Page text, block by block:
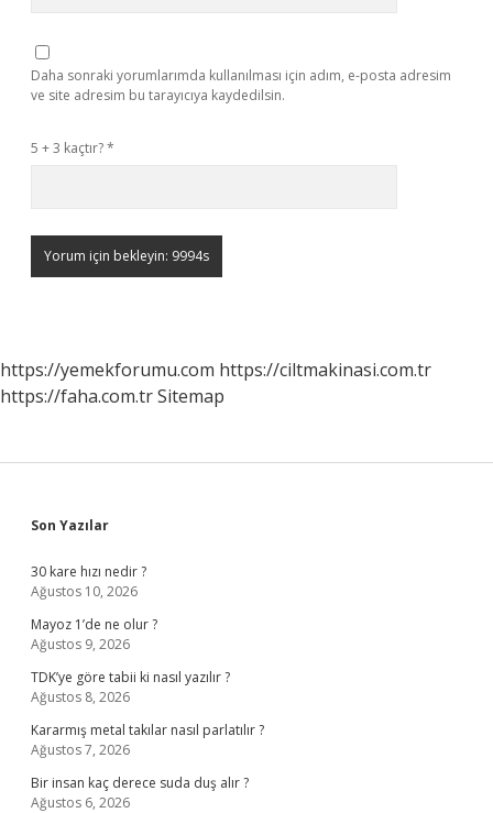
Daha sonraki yorumlarımda kullanılması için adım, e-posta adresim
ve site adresim bu tarayıcıya kaydedilsin.
5 + 3 kaçtır?*
https://yemekforumu.com https://ciltmakinasi.com.tr
https://faha.com.trSitemap
Sidebar
Son Yazılar
30 kare hızı nedir ?
Ağustos 10, 2026
Mayoz 1’de ne olur ?
Ağustos 9, 2026
TDK’ye göre tabii ki nasıl yazılır ?
Ağustos 8, 2026
Kararmış metal takılar nasıl parlatılır ?
Ağustos 7, 2026
Bir insan kaç derece suda duş alır ?
Ağustos 6, 2026